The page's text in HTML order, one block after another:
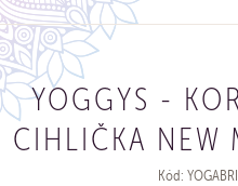
YOGGYS -
CIHLIČKA NEW
Kód: